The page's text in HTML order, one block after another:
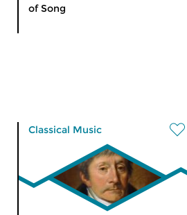
of Song
Classical Music